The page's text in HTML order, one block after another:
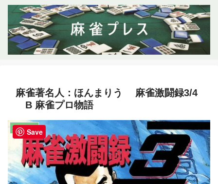
麻雀著名人：ほんまりう 麻雀激闘録3/4
B 麻雀プロ物語
麻雀著名人Save